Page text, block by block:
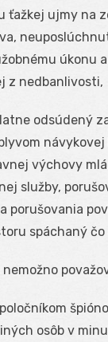
ťažkej ujmy na
úkonu
z nedbanlivosti,
odsúdený
výchovy
služby,
porušovania
spáchaný
osôb v